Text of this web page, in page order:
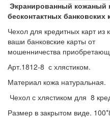
Экранированный кожаный
бесконтактных банковских
Чехол для кредитных карт
ваши банковские карты от
мошенничества
Арт.1812-8 с хлястиком.
Материал кожа натуральная.
Чехол с хлястиком для 8
Размер в закрытом виде.